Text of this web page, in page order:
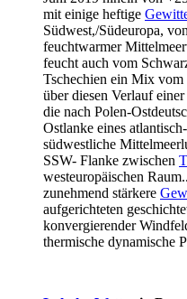
mit einige heftige
Südwest,/Südeuropa,
feuchtwarmer
feucht auch vom
Tschechien ein Mix
über diesen Verlauf
die nach Polen-
Ostlanke eines
südwestliche
SSW- Flanke zwischen
westeuropäischen
zunehmend stärkere
aufgerichteten
konvergierender
thermische dynamische